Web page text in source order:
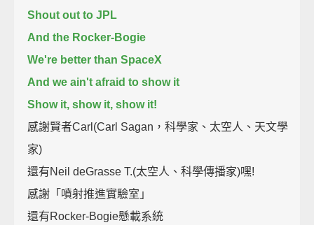
Shout out to JPL
And the Rocker-Bogie
We're better than SpaceX
And we ain't afraid to show it
Show it, show it, show it!
感謝賢者Carl(Carl Sagan，科學家、太空人、天文學
家)
還有Neil deGrasse T.(太空人、科學傳播家)嘿!
感謝「噴射推進實驗室」
還有Rocker-Bogie懸載系統